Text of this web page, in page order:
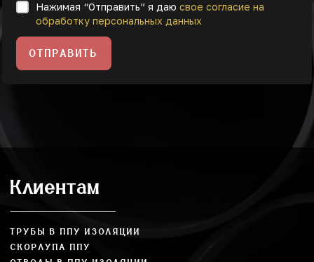
Нажимая “Отправить” я даю свое согласие на
обработку персональных данных
ОТПРАВИТЬ
Клиентам
ТРУБЫ В ППУ ИЗОЛЯЦИИ
СКОРЛУПА ППУ